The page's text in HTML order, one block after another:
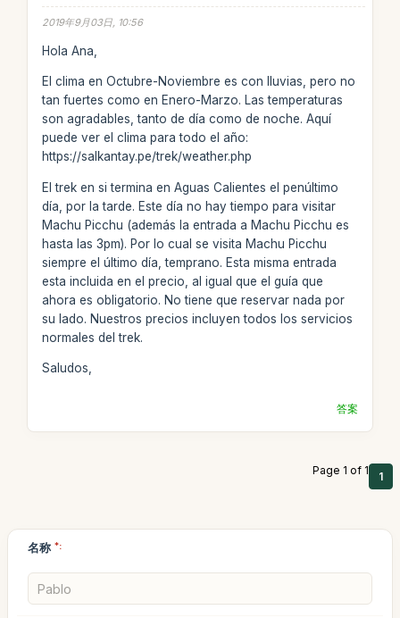
2019年9月03日, 10:56
Hola Ana,
El clima en Octubre-Noviembre es con lluvias, pero no
tan fuertes como en Enero-Marzo. Las temperaturas
son agradables, tanto de día como de noche. Aquí
puede ver el clima para todo el año:
https://salkantay.pe/trek/weather.php
El trek en si termina en Aguas Calientes el penúltimo
día, por la tarde. Este día no hay tiempo para visitar
Machu Picchu (además la entrada a Machu Picchu es
hasta las 3pm). Por lo cual se visita Machu Picchu
siempre el último día, temprano. Esta misma entrada
esta incluida en el precio, al igual que el guía que
ahora es obligatorio. No tiene que reservar nada por
su lado. Nuestros precios incluyen todos los servicios
normales del trek.
Saludos,
答案
Page 1 of 1 1
名称 *: